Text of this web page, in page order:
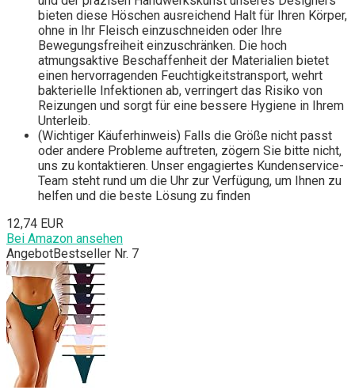
bieten diese Höschen ausreichend Halt für Ihren Körper,
ohne in Ihr Fleisch einzuschneiden oder Ihre
Bewegungsfreiheit einzuschränken. Die hoch
atmungsaktive Beschaffenheit der Materialien bietet
einen hervorragenden Feuchtigkeitstransport, wehrt
bakterielle Infektionen ab, verringert das Risiko von
Reizungen und sorgt für eine bessere Hygiene in Ihrem
Unterleib.
(Wichtiger Käuferhinweis) Falls die Größe nicht passt
oder andere Probleme auftreten, zögern Sie bitte nicht,
uns zu kontaktieren. Unser engagiertes Kundenservice-
Team steht rund um die Uhr zur Verfügung, um Ihnen zu
helfen und die beste Lösung zu finden
12,74 EUR
Bei Amazon ansehen
AngebotBestseller Nr. 7